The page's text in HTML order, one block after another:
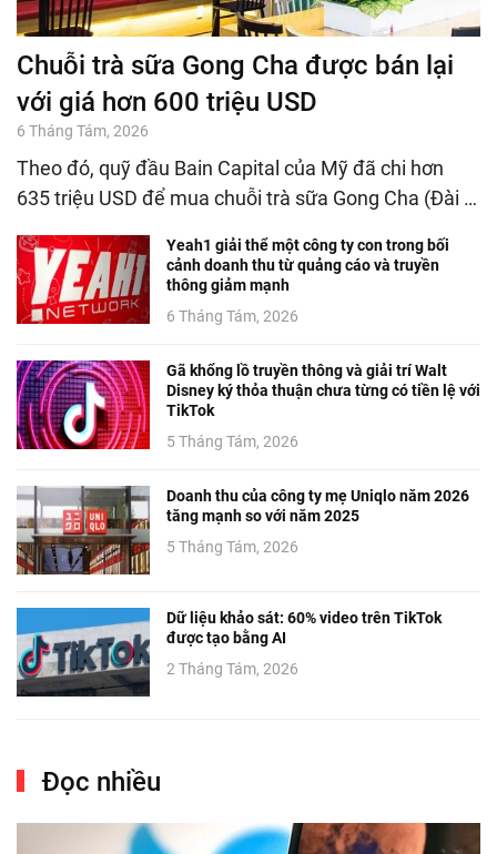
Chuỗi trà sữa Gong Cha được bán lại
với giá hơn 600 triệu USD
6 Tháng Tám, 2026
Theo đó, quỹ đầu Bain Capital của Mỹ đã chi hơn
635 triệu USD để mua chuỗi trà sữa Gong Cha (Đài …
Yeah1 giải thể một công ty con trong bối
cảnh doanh thu từ quảng cáo và truyền
thông giảm mạnh
6 Tháng Tám, 2026
Gã khổng lồ truyền thông và giải trí Walt
Disney ký thỏa thuận chưa từng có tiền lệ với
TikTok
5 Tháng Tám, 2026
Doanh thu của công ty mẹ Uniqlo năm 2026
tăng mạnh so với năm 2025
5 Tháng Tám, 2026
Dữ liệu khảo sát: 60% video trên TikTok
được tạo bằng AI
2 Tháng Tám, 2026
Đọc nhiều